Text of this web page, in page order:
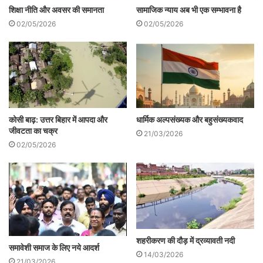
अपितु यह आरम्भिक दलित एकजुटता और निम्न
जाति के मुक्ति आन्दोलनों के भी खिलाफ थी, जिसने
जातिगत विशेषाधिकार की रक्षा की, जातिवाद को
बढ़ावा दिया और हिन्दू एकता की आड़ में ब्राह्मणवादी
विचारधारा फैलायी। आरएसएस पर आज भी ब्राह्मणों
का वर्चस्व है।
जाति-आधारित भेदभाव को समाप्त करने के लिए
महाराष्ट्र, केरल और तमिलनाडु में एक आन्दोलन ने
जन्म लिया। आरएसएस की स्थापना नागपुर में हुई थी
और 19 वीं शताब्दी में महाराष्ट्र में दलित-जागरूकता
और दलित आन्दोलन ने एक क्रान्तिकारी अध्याय की
शिक्षा नीति और अवसर की समानता
02/05/2026
सामाजिक न्याय अब भी एक सम्भावना है
02/05/2026
कोसी बाढ़: उत्तर बिहार में आपदा और
जीवटता का चक्र
02/05/2026
धार्मिक अल्पसंख्यक और बहुसंख्यकवाद
21/03/2026
समावेशी समाज के लिए नये आदर्श
शहरीकरण की दौड़ में द्रव्यावती नदी
14/03/2026